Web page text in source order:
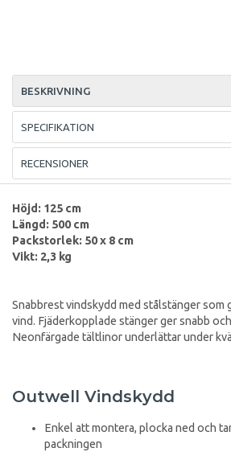
BESKRIVNING
SPECIFIKATION
RECENSIONER
Höjd: 125 cm
Längd: 500 cm
Packstorlek: 50 x 8 cm
Vikt: 2,3 kg
Snabbrest vindskydd med stålstänger som
vind. Fjäderkopplade stänger ger snabb
Neonfärgade tältlinor underlättar under
Outwell Vindskydd
Enkel att montera, plocka ned och
packningen